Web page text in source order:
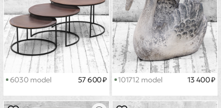
6030 model 57 600 ₽ 101712 model 13 400 ₽